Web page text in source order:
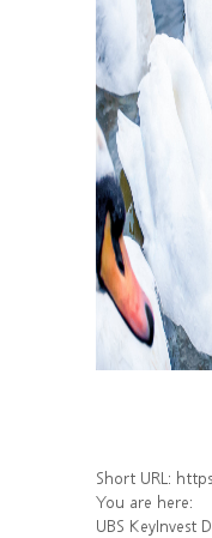
Short URL: https://
You are here:
UBS KeyInvest